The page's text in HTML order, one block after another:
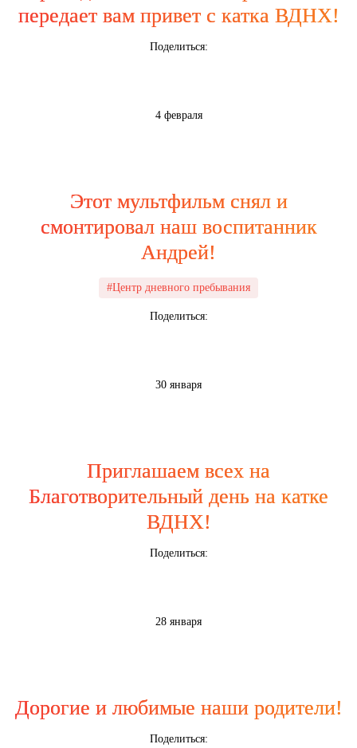
передает вам привет с катка ВДНХ!
Поделиться:
4 февраля
Этот мультфильм снял и
смонтировал наш воспитанник
Андрей!
#Центр дневного пребывания
Поделиться:
30 января
Приглашаем всех на
Благотворительный день на катке
ВДНХ!
Поделиться:
28 января
Дорогие и любимые наши родители!
Поделиться: